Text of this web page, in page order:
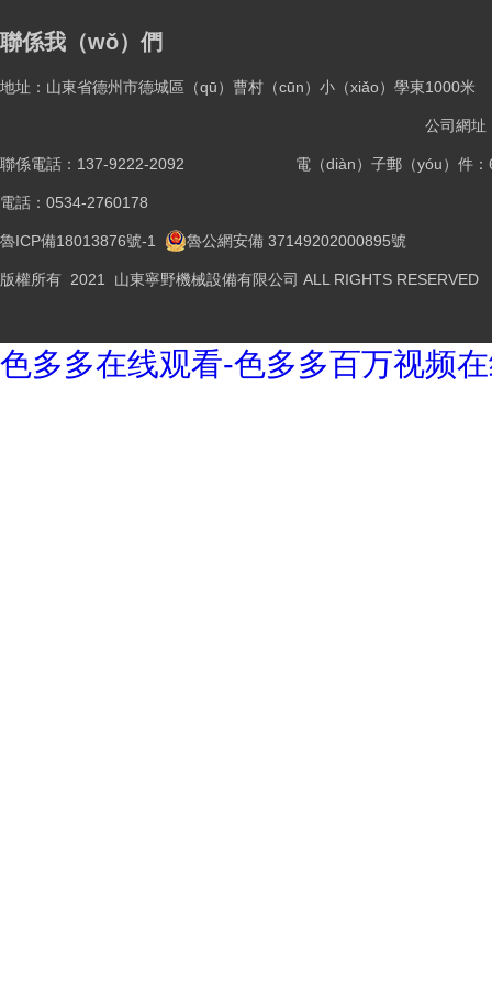
聯係我（wǒ）們
地址：山東省德州市德城區（qū）曹村（cūn）小（xiǎo）學東1000米
公司網址
聯係電話：137-9222-2092 電（diàn）子郵（yóu）件
電話：0534-2760178
魯ICP備18013876號-1 魯公網安備 37149202000895號
版權所有 2021 山東寧野機械設備有限公司 ALL RIGHTS RESERVED
色多多在线观看-色多多百万视频